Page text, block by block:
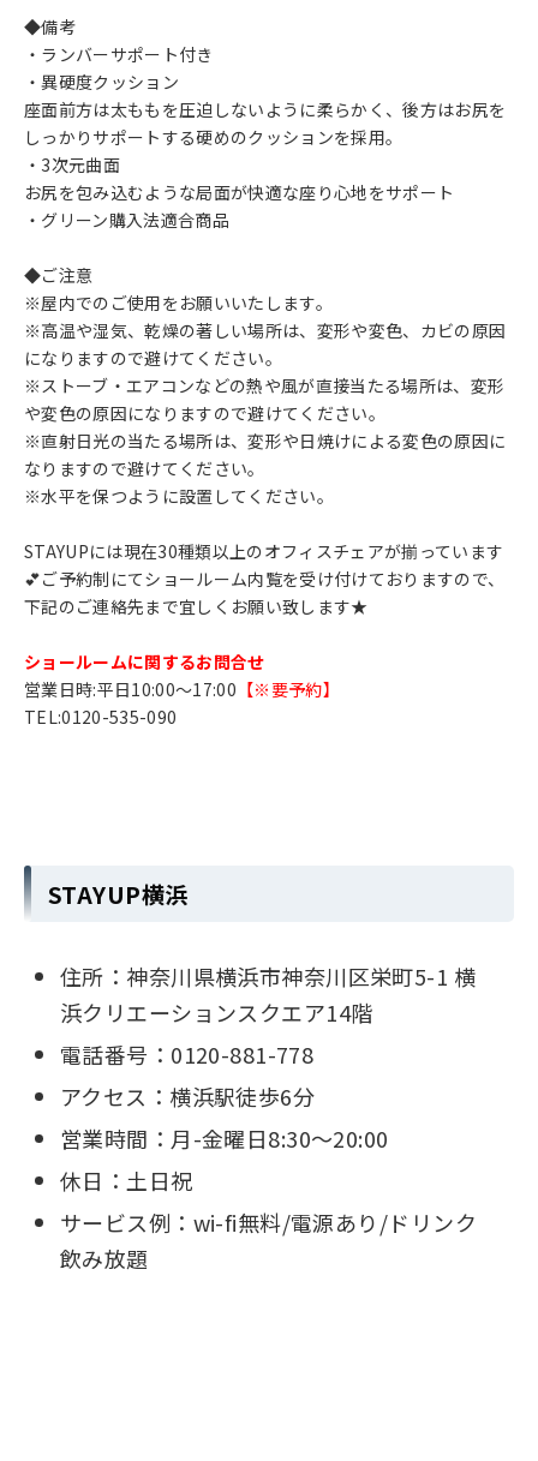
◆備考
・ランバーサポート付き
・異硬度クッション
座面前方は太ももを圧迫しないように柔らかく、後方はお尻を
しっかりサポートする硬めのクッションを採用。
・3次元曲面
お尻を包み込むような局面が快適な座り心地をサポート
・グリーン購入法適合商品
◆ご注意
※屋内でのご使用をお願いいたします。
※高温や湿気、乾燥の著しい場所は、変形や変色、カビの原因
になりますので避けてください。
※ストーブ・エアコンなどの熱や風が直接当たる場所は、変形
や変色の原因になりますので避けてください。
※直射日光の当たる場所は、変形や日焼けによる変色の原因に
なりますので避けてください。
※水平を保つように設置してください。
STAYUPには現在30種類以上のオフィスチェアが揃っています
💕ご予約制にてショールーム内覧を受け付けておりますので、
下記のご連絡先まで宜しくお願い致します★
ショールームに関するお問合せ
営業日時:平日10:00～17:00 【※要予約】
TEL:0120-535-090
STAYUP横浜
住所：神奈川県横浜市神奈川区栄町5-1 横
浜クリエーションスクエア14階
電話番号：0120-881-778
アクセス：横浜駅徒歩6分
営業時間：月-金曜日8:30〜20:00
休日：土日祝
サービス例：wi-fi無料/電源あり/ドリンク
飲み放題